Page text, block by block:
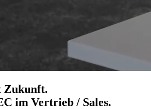
Zukunft.
im Vertrieb / Sales.